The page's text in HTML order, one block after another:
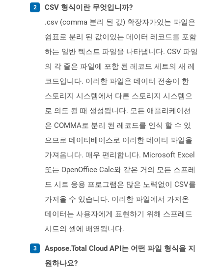
CSV 형식이란 무엇입니까?
.csv (comma 분리 된 값) 확장자가있는 파일은
쉼표로 분리 된 값이있는 데이터 레코드를 포함
하는 일반 텍스트 파일을 나타냅니다. CSV 파일
의 각 줄은 파일에 포함 된 레코드 세트의 새 레
코드입니다. 이러한 파일은 데이터 전송이 한
스토리지 시스템에서 다른 스토리지 시스템으
로 의도 될 때 생성됩니다. 모든 애플리케이션
은 COMMA로 분리 된 레코드를 인식 할 수 있
으므로 데이터베이스로 이러한 데이터 파일을
가져옵니다. 매우 편리합니다. Microsoft Excel
또는 OpenOffice Calc와 같은 거의 모든 스프레
드 시트 응용 프로그램은 많은 노력없이 CSV를
가져올 수 있습니다. 이러한 파일에서 가져온
데이터는 사용자에게 표현하기 위해 스프레드
시트의 셀에 배열됩니다.
Aspose.Total Cloud API는 어떤 파일 형식을 지
원하나요?